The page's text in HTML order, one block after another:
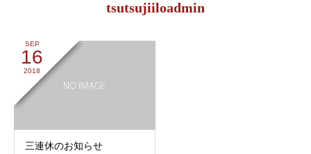
tsutsujiiloadmin
SEP
16
2018
三連休のお知らせ